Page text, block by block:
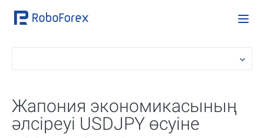
Жапония экономикасының
әлсіреуі USDJPY өсуіне